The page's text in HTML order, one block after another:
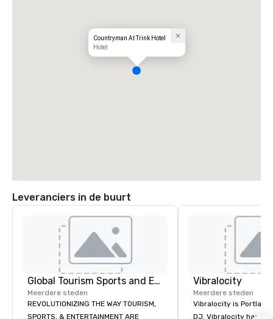
Countryman At Trink Hotel
Hotel
Leveranciers in de buurt
Global Tourism Sports and Entertainment
Meerdere steden
REVOLUTIONIZING THE WAY TOURISM,
SPORTS, & ENTERTAINMENT ARE
Vibralocity
Meerdere steden
Vibralocity is
DJ. Vibralocity has an